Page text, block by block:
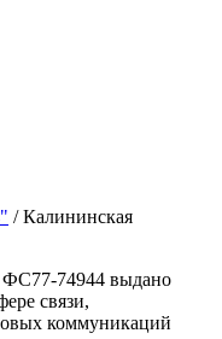
/ Калининская
74944 выдано
связи,
коммуникаций